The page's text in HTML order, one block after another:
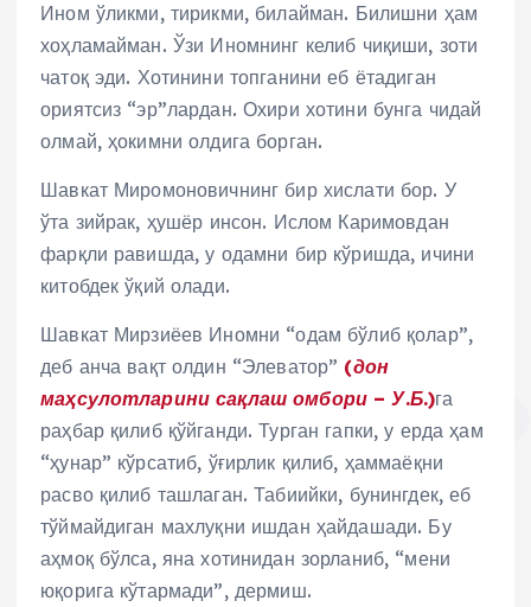
Ином ўликми, тирикми, билайман. Билишни ҳам
хоҳламайман. Ўзи Иномнинг келиб чиқиши, зоти
чатоқ эди. Хотинини топганини еб ётадиган
ориятсиз “эр”лардан. Охири хотини бунга чидай
олмай, ҳокимни олдига борган.
Шавкат Миромоновичнинг бир хислати бор. У
ўта зийрак, ҳушёр инсон. Ислом Каримовдан
фарқли равишда, у одамни бир кўришда, ичини
китобдек ўқий олади.
Шавкат Мирзиёев Иномни “одам бўлиб қолар”,
деб анча вақт олдин “Элеватор” (дон
маҳсулотларини сақлаш омбори – У.Б.)га
раҳбар қилиб қўйганди. Турган гапки, у ерда ҳам
“ҳунар” кўрсатиб, ўғирлик қилиб, ҳаммаёқни
расво қилиб ташлаган. Табиийки, бунингдек, еб
тўймайдиган махлуқни ишдан ҳайдашади. Бу
аҳмоқ бўлса, яна хотинидан зорланиб, “мени
юқорига кўтармади”, дермиш.